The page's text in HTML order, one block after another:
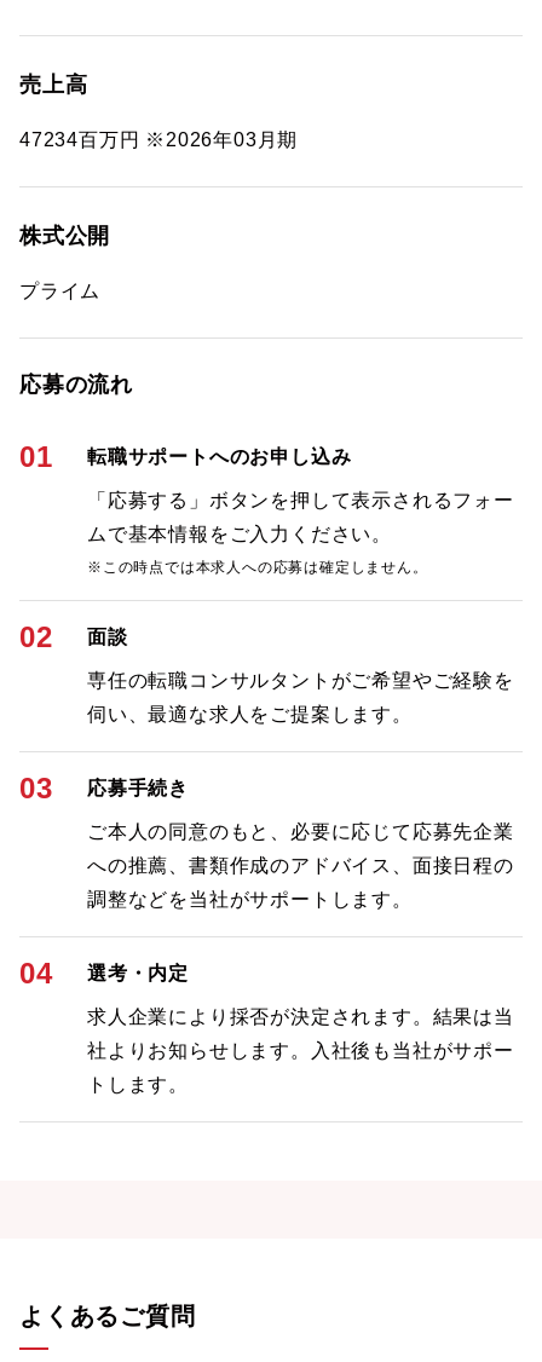
売上高
47234百万円 ※2026年03月期
株式公開
プライム
応募の流れ
01 転職サポートへのお申し込み
「応募する」ボタンを押して表示されるフォー
ムで基本情報をご入力ください。
※この時点では本求人への応募は確定しません。
02 面談
専任の転職コンサルタントがご希望やご経験を
伺い、最適な求人をご提案します。
03 応募手続き
ご本人の同意のもと、必要に応じて応募先企業
への推薦、書類作成のアドバイス、面接日程の
調整などを当社がサポートします。
04 選考・内定
求人企業により採否が決定されます。結果は当
社よりお知らせします。入社後も当社がサポー
トします。
よくあるご質問